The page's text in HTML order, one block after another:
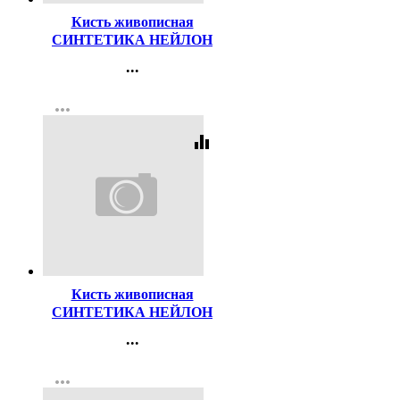
Кисть живописная
СИНТЕТИКА НЕЙЛОН
...
Регистрация
more_horiz
equalizer
Кисть живописная
СИНТЕТИКА НЕЙЛОН
...
Регистрация
more_horiz